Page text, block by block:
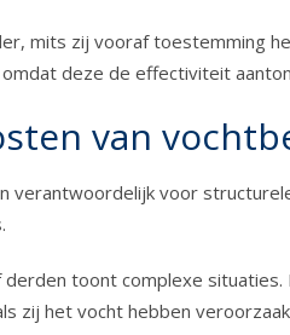
mits zij vooraf toestemming
deze de effectiviteit
van
verantwoordelijk voor
toont complexe
zij het vocht hebben